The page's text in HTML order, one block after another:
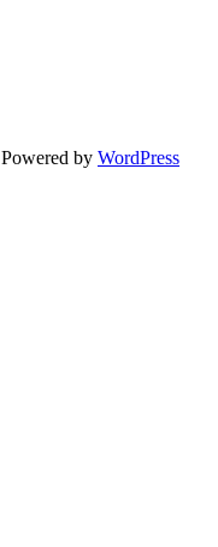
Powered by WordPress